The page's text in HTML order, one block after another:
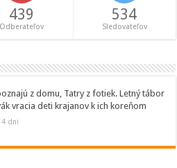
439
Odberateľov
534
Sledovateľov
z domu, Tatry z fotiek. Letný tábor
vracia deti krajanov k ich koreňom
4 dni